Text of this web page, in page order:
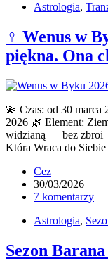
Astrologia,
♀ Wenus w
piękna. Ona
💫 Czas: od 30 marca
2026 🌿 Element:
widzianą — bez zbroi
Która Wraca do
Cez
30/03/2026
7 komentarzy
Astrologia,
Sezon